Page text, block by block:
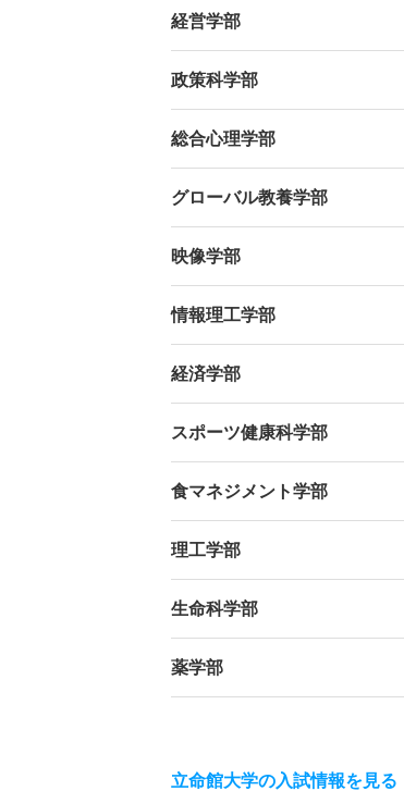
経営学部
政策科学部
総合心理学部
グローバル教養学部
映像学部
情報理工学部
経済学部
スポーツ健康科学部
食マネジメント学部
理工学部
生命科学部
薬学部
立命館大学の入試情報を見る